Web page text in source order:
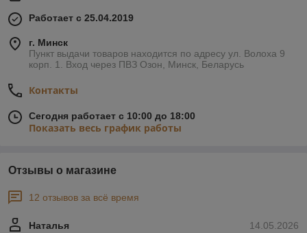
Работает с 25.04.2019
г. Минск
Пункт выдачи товаров находится по адресу ул. Волоха 9
корп. 1. Вход через ПВЗ Озон, Минск, Беларусь
Контакты
Сегодня работает с 10:00 до 18:00
Показать весь график работы
Отзывы о магазине
12 отзывов за всё время
14.05.2026
Наталья